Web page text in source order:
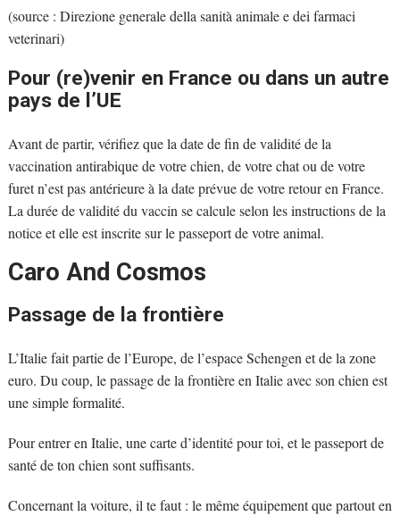
(source : Direzione generale della sanità animale e dei farmaci
veterinari)
Pour (re)venir en France ou dans un autre
pays de l’UE
Avant de partir, vérifiez que la date de fin de validité de la
vaccination antirabique de votre chien, de votre chat ou de votre
furet n’est pas antérieure à la date prévue de votre retour en France.
La durée de validité du vaccin se calcule selon les instructions de la
notice et elle est inscrite sur le passeport de votre animal.
Caro And Cosmos
Passage de la frontière
L’Italie fait partie de l’Europe, de l’espace Schengen et de la zone
euro. Du coup, le passage de la frontière en Italie avec son chien est
une simple formalité.
Pour entrer en Italie, une carte d’identité pour toi, et le passeport de
santé de ton chien sont suffisants.
Concernant la voiture, il te faut : le même équipement que partout en